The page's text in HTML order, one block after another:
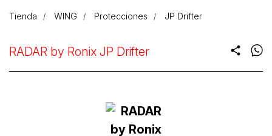
Tienda WING Protecciones JP Drifter
RADAR by Ronix JP Drifter share